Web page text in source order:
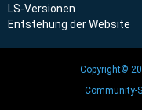
LS-Versionen
Entstehung der Website
Copyright©
Community-